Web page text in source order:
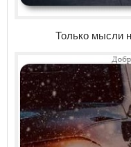
Только мысли